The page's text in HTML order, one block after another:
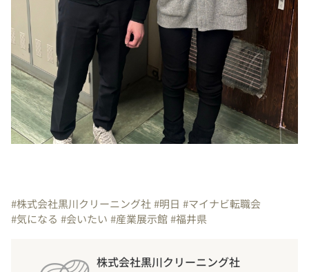
#株式会社黒川クリーニング社#明日 #マイナビ転職会
#気になる #会いたい #産業展示館#福井県
株式会社黒川クリーニング社